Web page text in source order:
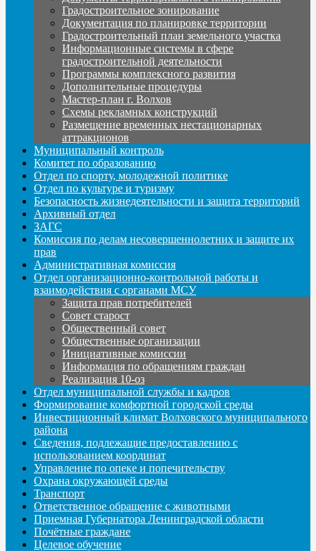
Градостроительное зонирование
Документация по планировке территории
Градостроительный план земельного участка
Информационные системы в сфере
градостроительной деятельности
Программы комплексного развития
Дополнительные процедуры
Мастер-план г. Волхов
Схемы рекламных конструкций
Размещение временных нестационарных
аттракционов
Муниципальный контроль
Комитет по образованию
Отдел по спорту, молодежной политике
Отдел по культуре и туризму
Безопасность жизнедеятельности и защита территорий
Архивный отдел
ЗАГС
Комиссия по делам несовершеннолетних и защите их
прав
Административная комиссия
Отдел организационно-контрольной работы и
взаимодействия с органами МСУ
Защита прав потребителей
Совет старост
Общественный совет
Общественные организации
Инициативные комиссии
Информация по обращениям граждан
Реализация 10-оз
Отдел муниципальной службы и кадров
Формирование комфортной городской среды
Инвестиционный климат Волховского муниципального
района
Сведения, подлежащие предоставлению с
использованием координат
Управление по опеке и попечительству
Охрана окружающей среды
Транспорт
Ответственное обращение с животными
Приемная Губернатора Ленинградской области
Почётные граждане
Целевое обучение